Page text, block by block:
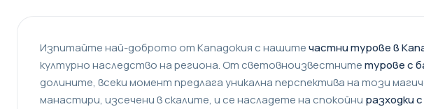
Изпитайте най-доброто от Кападокия с нашитечастни турове в
културно наследство на региона. От световноизвестнитетурове с
долините, всеки момент предлага уникална перспектива на този
манастири, изсечени в скалите, и се насладете на спокойни разходки